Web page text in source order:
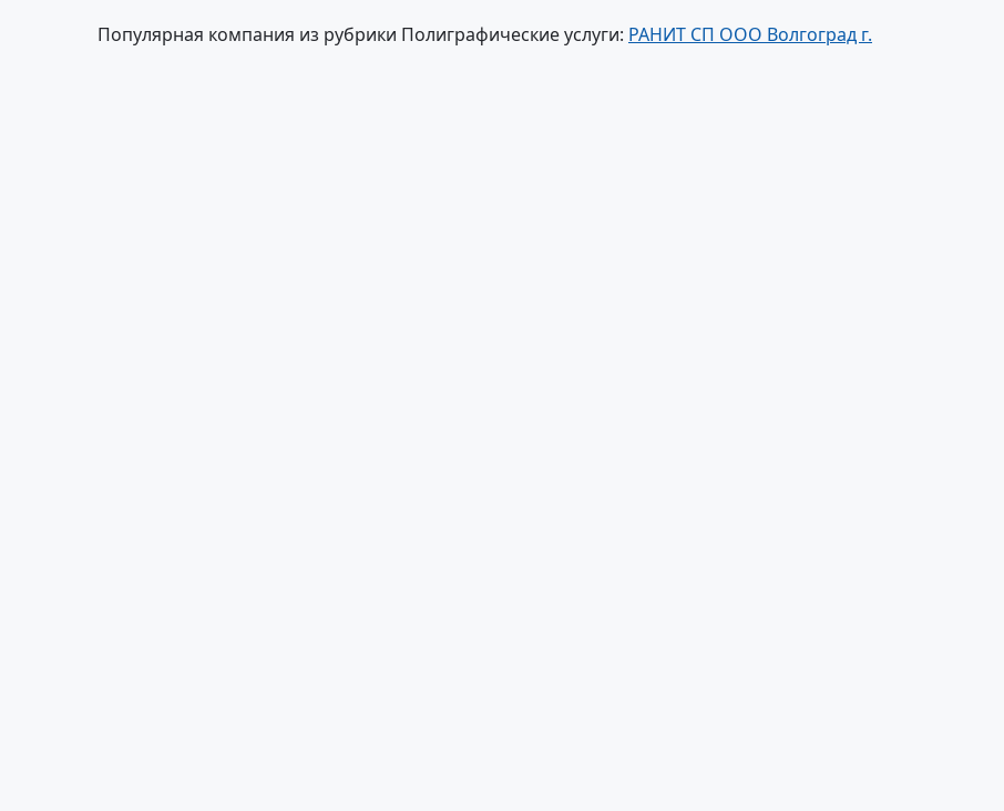
Популярная компания из рубрики Полиграфические услуги: РАНИТ СП ООО Волгоград г.